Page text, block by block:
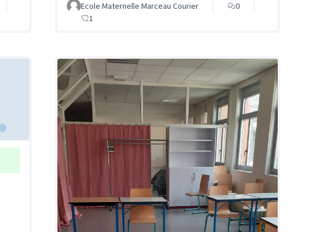
Ecole Maternelle Marceau Courier
0
1